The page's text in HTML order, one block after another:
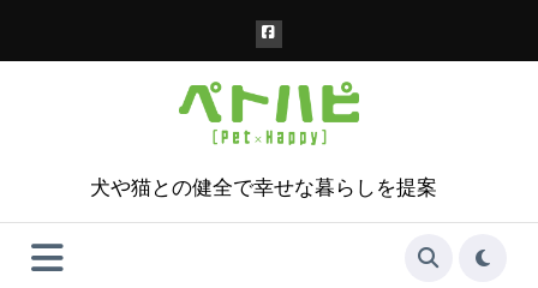
犬や猫との健全で幸せな暮らしを提案